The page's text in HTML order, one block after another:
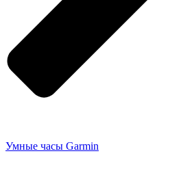
Умные часы Garmin